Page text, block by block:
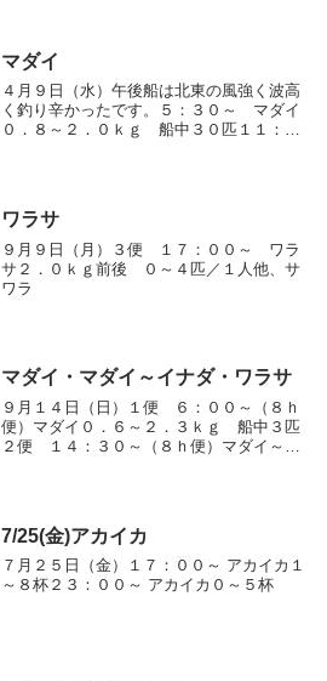
マダイ
４月９日（水）午後船は北東の風強く波高
く釣り辛かったです。５：３０～ マダイ
０．８～２．０ｋｇ 船中３０匹１１：３
ワラサ
９月９日（月）３便 １７：００～ ワラ
サ２．０ｋｇ前後 ０～４匹／１人他、サ
ワラ
マダイ・マダイ～イナダ・ワラサ
９月１４日（日）１便 ６：００～（８ｈ
便）マダイ０．６～２．３ｋｇ 船中３匹
２便 １４：３０～（８ｈ便）マダイ～イ
7/25(金)アカイカ
７月２５日（金）１７：００～ アカイカ１
～８杯２３：００～ アカイカ０～５杯